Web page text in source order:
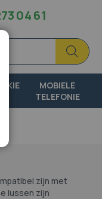
04 61
Zoek
Zoek
MOBIELE
TELEFONIE
zijn met
lussen zijn